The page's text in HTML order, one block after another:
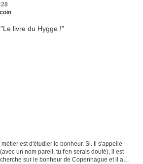
métier est d'étudier le bonheur. Si. Il s'appelle
un nom pareil, tu t'en serais douté), il est
sur le bonheur de Copenhague et il a